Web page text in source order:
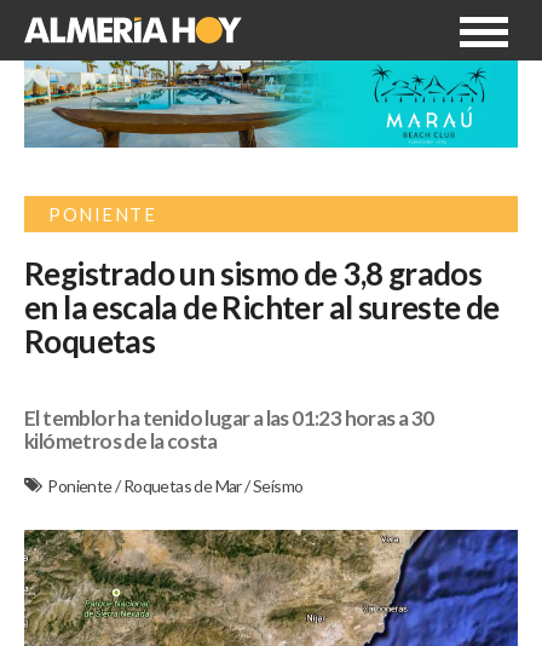
PONIENTE
Registrado un sismo de 3,8 grados
en la escala de Richter al sureste de
Roquetas
El temblor ha tenido lugar a las 01:23 horas a 30
kilómetros de la costa
Poniente/Roquetas de Mar/Seísmo